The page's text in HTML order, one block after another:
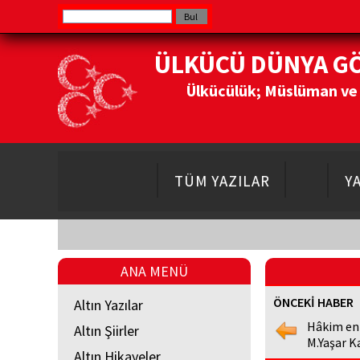
ÜLKÜCÜ DÜNYA
Ülkücülük; Müslüman
TÜM YAZILAR
ANA MENÜ
Altın Yazılar
Altın Şiirler
Altın Hikayeler
ÖNCEKİ HABER
Hâkim
M.Yaşar